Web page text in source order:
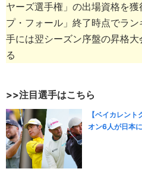
ヤーズ選手権」の出場資格を
プ・フォール」終了時点でラ
手には翌シーズン序盤の昇格
る
>>注目選手はこちら
【ベイカレン
オン6人が日本